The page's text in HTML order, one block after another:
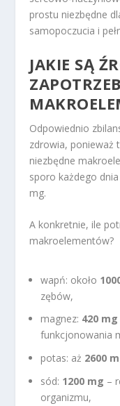
prostu niezbędne
samopoczucia i
JAKIE SĄ
Odpowiednio
zdrowia, ponieważ
niezbędne
sporo każdego
mg.
A konkretnie, ile
makroelementów?
wapń: około
zębów,
magnez: 420 mg
funkcjonowania
potas: aż 2600
sód: 1200 mg –
organizmu,